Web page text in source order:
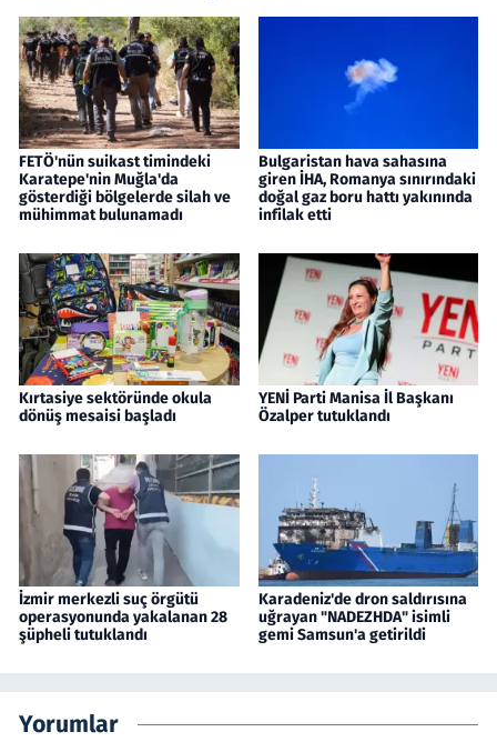
FETÖ'nün suikast timindeki
Karatepe'nin Muğla'da
gösterdiği bölgelerde silah ve
mühimmat bulunamadı
Bulgaristan hava sahasına
giren İHA, Romanya sınırındaki
doğal gaz boru hattı yakınında
infilak etti
Kırtasiye sektöründe okula
dönüş mesaisi başladı
YENİ Parti Manisa İl Başkanı
Özalper tutuklandı
İzmir merkezli suç örgütü
operasyonunda yakalanan 28
şüpheli tutuklandı
Karadeniz'de dron saldırısına
uğrayan "NADEZHDA" isimli
gemi Samsun'a getirildi
Yorumlar